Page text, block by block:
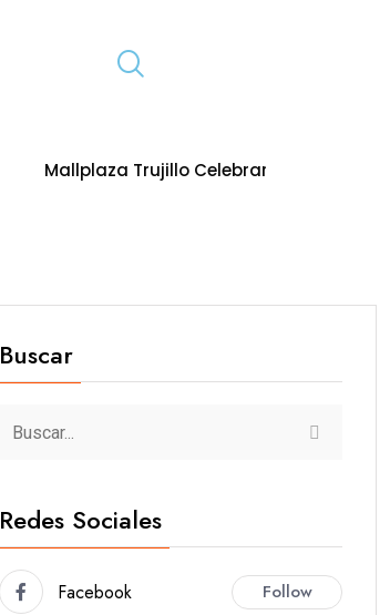
Celebrará El Día Del Niño Con
Buscar
Redes Sociales
Facebook Follow